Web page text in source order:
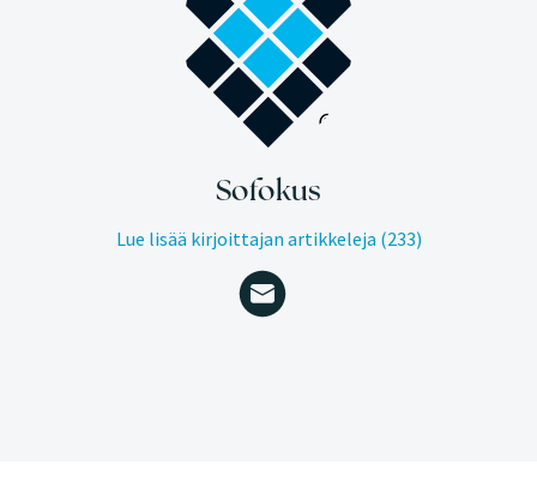
Sofokus
Lue lisää kirjoittajan artikkeleja (233)